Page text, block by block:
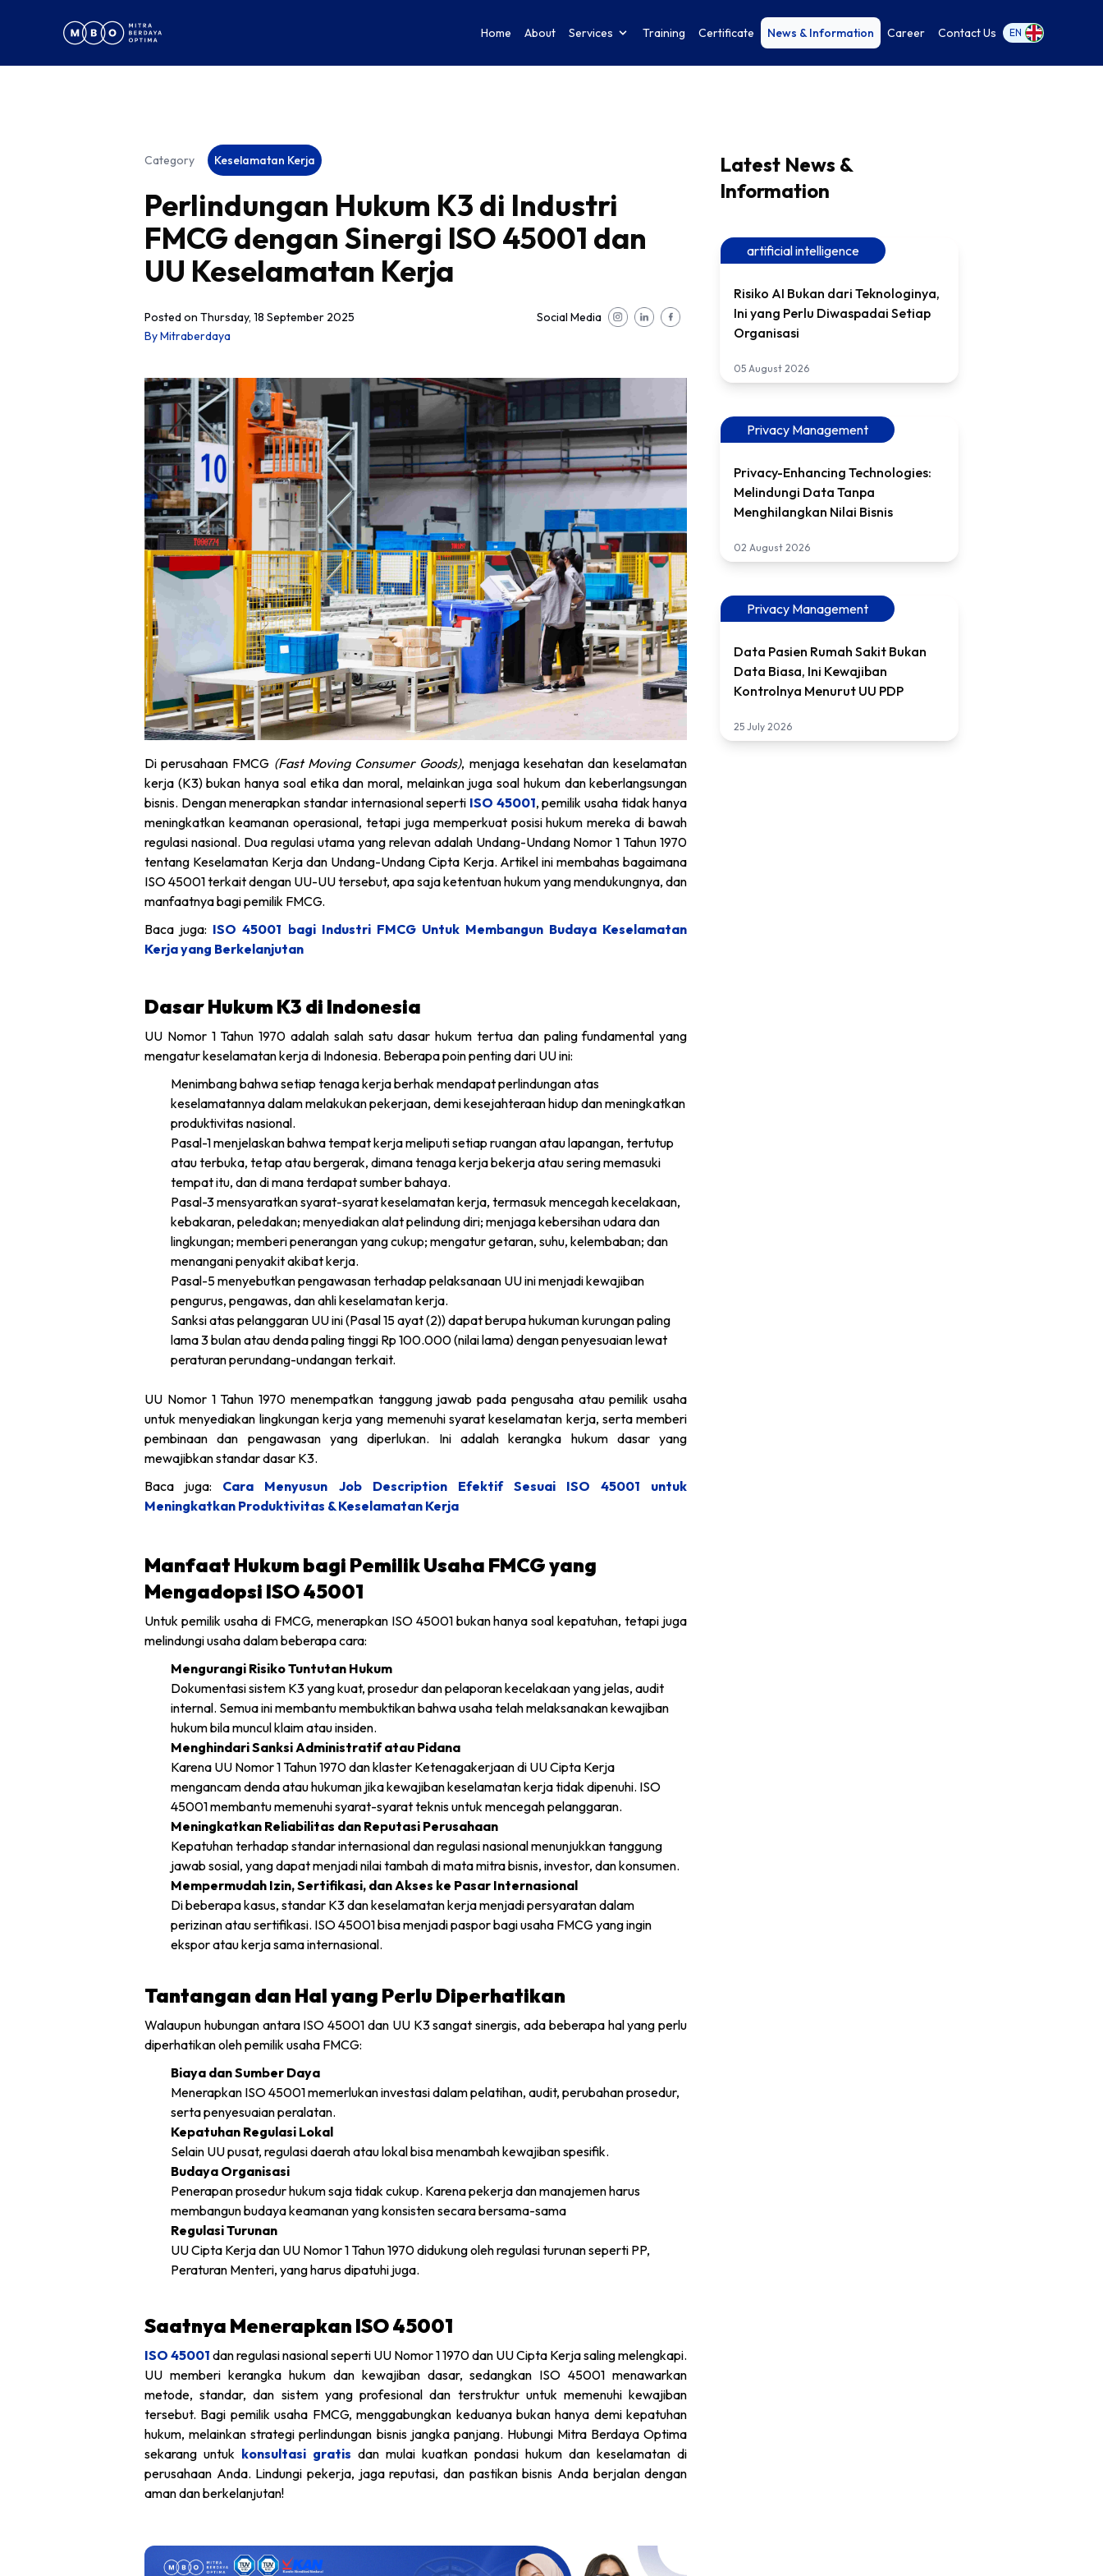
Home About Services Training Certificate News & Information Career Contact Us EN
Category Keselamatan Kerja
Perlindungan Hukum K3 di Industri
FMCG dengan Sinergi ISO 45001 dan
UU Keselamatan Kerja
Posted on Thursday, 18 September 2025
Social Media
ByMitraberdaya
Di perusahaan FMCG (Fast Moving Consumer Goods), menjaga kesehatan dan keselamatan
kerja (K3) bukan hanya soal etika dan moral, melainkan juga soal hukum dan keberlangsungan
bisnis. Dengan menerapkan standar internasional seperti ISO 45001, pemilik usaha tidak hanya
meningkatkan keamanan operasional, tetapi juga memperkuat posisi hukum mereka di bawah
regulasi nasional. Dua regulasi utama yang relevan adalah Undang-Undang Nomor 1 Tahun 1970
tentang Keselamatan Kerja dan Undang-Undang Cipta Kerja. Artikel ini membahas bagaimana
ISO 45001 terkait dengan UU-UU tersebut, apa saja ketentuan hukum yang mendukungnya, dan
manfaatnya bagi pemilik FMCG.
Baca juga: ISO 45001 bagi Industri FMCG Untuk Membangun Budaya Keselamatan
Kerja yang Berkelanjutan
Dasar Hukum K3 di Indonesia
UU Nomor 1 Tahun 1970 adalah salah satu dasar hukum tertua dan paling fundamental yang
mengatur keselamatan kerja di Indonesia. Beberapa poin penting dari UU ini:
Menimbang bahwa setiap tenaga kerja berhak mendapat perlindungan atas
keselamatannya dalam melakukan pekerjaan, demi kesejahteraan hidup dan meningkatkan
produktivitas nasional.
Pasal-1 menjelaskan bahwa tempat kerja meliputi setiap ruangan atau lapangan, tertutup
atau terbuka, tetap atau bergerak, dimana tenaga kerja bekerja atau sering memasuki
tempat itu, dan di mana terdapat sumber bahaya.
Pasal-3 mensyaratkan syarat-syarat keselamatan kerja, termasuk mencegah kecelakaan,
kebakaran, peledakan; menyediakan alat pelindung diri; menjaga kebersihan udara dan
lingkungan; memberi penerangan yang cukup; mengatur getaran, suhu, kelembaban; dan
menangani penyakit akibat kerja.
Pasal-5 menyebutkan pengawasan terhadap pelaksanaan UU ini menjadi kewajiban
pengurus, pengawas, dan ahli keselamatan kerja.
Sanksi atas pelanggaran UU ini (Pasal 15 ayat (2)) dapat berupa hukuman kurungan paling
lama 3 bulan atau denda paling tinggi Rp 100.000 (nilai lama) dengan penyesuaian lewat
peraturan perundang-undangan terkait.
UU Nomor 1 Tahun 1970 menempatkan tanggung jawab pada pengusaha atau pemilik usaha
untuk menyediakan lingkungan kerja yang memenuhi syarat keselamatan kerja, serta memberi
pembinaan dan pengawasan yang diperlukan. Ini adalah kerangka hukum dasar yang
mewajibkan standar dasar K3.
Baca juga: Cara Menyusun Job Description Efektif Sesuai ISO 45001 untuk
Meningkatkan Produktivitas & Keselamatan Kerja
Manfaat Hukum bagi Pemilik Usaha FMCG yang
Mengadopsi ISO 45001
Untuk pemilik usaha di FMCG, menerapkan ISO 45001 bukan hanya soal kepatuhan, tetapi juga
melindungi usaha dalam beberapa cara:
Mengurangi Risiko Tuntutan Hukum
Dokumentasi sistem K3 yang kuat, prosedur dan pelaporan kecelakaan yang jelas, audit
internal. Semua ini membantu membuktikan bahwa usaha telah melaksanakan kewajiban
hukum bila muncul klaim atau insiden.
Menghindari Sanksi Administratif atau Pidana
Karena UU Nomor 1 Tahun 1970 dan klaster Ketenagakerjaan di UU Cipta Kerja
mengancam denda atau hukuman jika kewajiban keselamatan kerja tidak dipenuhi. ISO
45001 membantu memenuhi syarat-syarat teknis untuk mencegah pelanggaran.
Meningkatkan Reliabilitas dan Reputasi Perusahaan
Kepatuhan terhadap standar internasional dan regulasi nasional menunjukkan tanggung
jawab sosial, yang dapat menjadi nilai tambah di mata mitra bisnis, investor, dan konsumen.
Mempermudah Izin, Sertifikasi, dan Akses ke Pasar Internasional
Di beberapa kasus, standar K3 dan keselamatan kerja menjadi persyaratan dalam
perizinan atau sertifikasi. ISO 45001 bisa menjadi paspor bagi usaha FMCG yang ingin
ekspor atau kerja sama internasional.
Tantangan dan Hal yang Perlu Diperhatikan
Walaupun hubungan antara ISO 45001 dan UU K3 sangat sinergis, ada beberapa hal yang perlu
diperhatikan oleh pemilik usaha FMCG:
Biaya dan Sumber Daya
Menerapkan ISO 45001 memerlukan investasi dalam pelatihan, audit, perubahan prosedur,
serta penyesuaian peralatan.
Kepatuhan Regulasi Lokal
Selain UU pusat, regulasi daerah atau lokal bisa menambah kewajiban spesifik.
Budaya Organisasi
Penerapan prosedur hukum saja tidak cukup. Karena pekerja dan manajemen harus
membangun budaya keamanan yang konsisten secara bersama-sama
Regulasi Turunan
UU Cipta Kerja dan UU Nomor 1 Tahun 1970 didukung oleh regulasi turunan seperti PP,
Peraturan Menteri, yang harus dipatuhi juga.
Saatnya Menerapkan ISO 45001
ISO 45001 dan regulasi nasional seperti UU Nomor 1 1970 dan UU Cipta Kerja saling melengkapi.
UU memberi kerangka hukum dan kewajiban dasar, sedangkan ISO 45001 menawarkan
metode, standar, dan sistem yang profesional dan terstruktur untuk memenuhi kewajiban
tersebut. Bagi pemilik usaha FMCG, menggabungkan keduanya bukan hanya demi kepatuhan
hukum, melainkan strategi perlindungan bisnis jangka panjang. Hubungi Mitra Berdaya Optima
sekarang untuk konsultasi gratisdan mulai kuatkan pondasi hukum dan keselamatan di
perusahaan Anda. Lindungi pekerja, jaga reputasi, dan pastikan bisnis Anda berjalan dengan
aman dan berkelanjutan!
Latest News &
Information
artificial intelligence
Risiko AI Bukan dari Teknologinya,
Ini yang Perlu Diwaspadai Setiap
Organisasi
05 August 2026
Privacy Management
Privacy-Enhancing Technologies:
Melindungi Data Tanpa
Menghilangkan Nilai Bisnis
02 August 2026
Privacy Management
Data Pasien Rumah Sakit Bukan
Data Biasa, Ini Kewajiban
Kontrolnya Menurut UU PDP
25 July 2026